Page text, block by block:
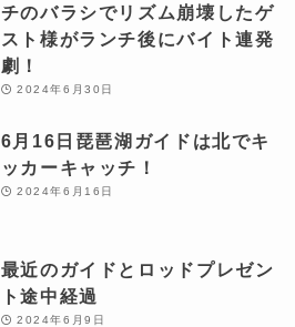
チのバラシでリズム崩壊したゲ
スト様がランチ後にバイト連発
劇！
2024年6月30日
6月16日琵琶湖ガイドは北でキ
ッカーキャッチ！
2024年6月16日
最近のガイドとロッドプレゼン
ト途中経過
2024年6月9日